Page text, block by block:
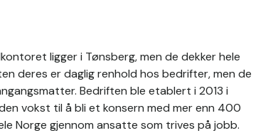
ligger i Tønsberg, men de dekker hele
deres er daglig renhold hos bedrifter, men de
Bedriften ble etablert i 2013 i
vokst til å bli et konsern med mer enn 400
Norge gjennom ansatte som trives på jobb.